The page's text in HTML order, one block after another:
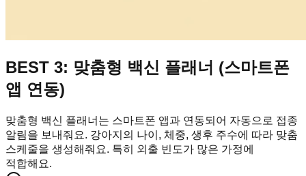
BEST 3: 맞춤형 백신 플래너 (스마트폰
앱 연동)
맞춤형 백신 플래너는 스마트폰 앱과 연동되어 자동으로 접종
알림을 보내줘요. 강아지의 나이, 체중, 생후 주수에 따라 맞춤
스케줄을 생성해줘요. 특히 외출 빈도가 많은 가정에
적합해요.